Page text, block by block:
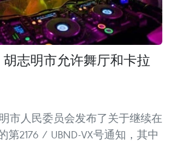
志明市允许舞厅和卡拉
市人民委员会发布了关于继续在
第2176 / UBND-VX号通知，其中